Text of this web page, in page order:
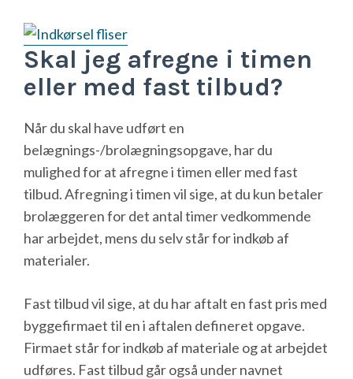
Skal jeg afregne i timen
eller med fast tilbud?
Når du skal have udført en
belægnings-/brolægningsopgave, har du
mulighed for at afregne i timen eller med fast
tilbud. Afregning i timen vil sige, at du kun betaler
brolæggeren for det antal timer vedkommende
har arbejdet, mens du selv står for indkøb af
materialer.
Fast tilbud vil sige, at du har aftalt en fast pris med
byggefirmaet til en i aftalen defineret opgave.
Firmaet står for indkøb af materiale og at arbejdet
udføres. Fast tilbud går også under navnet